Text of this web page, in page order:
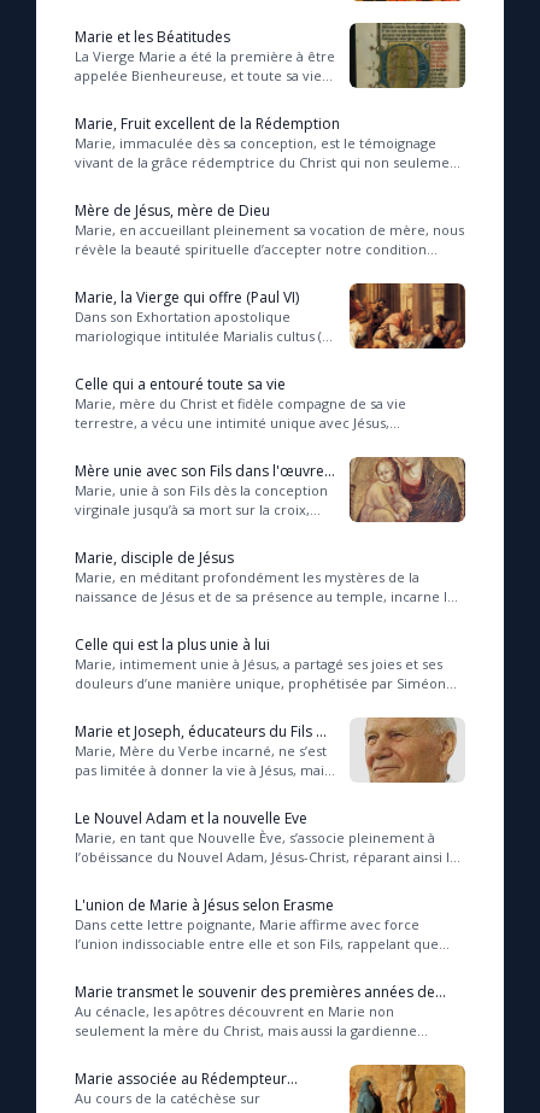
mystère, Charles Péguy (1873-1914) év...
Marie et les Béatitudes
La Vierge Marie a été la première à être
appelée Bienheureuse, et toute sa vie
Marie, Fruit excellent de la Rédemption
Marie, immaculée dès sa conception, est le témoignage
vivant de la grâce rédemptrice du Christ qui non seulement
Mère de Jésus, mère de Dieu
Marie, en accueillant pleinement sa vocation de mère, nous
révèle la beauté spirituelle d’accepter notre condition
Marie, la Vierge qui offre (Paul VI)
Dans son Exhortation apostolique
mariologique intitulée Marialis cultus (2
explique la façon dont la Vierge Marie...
Celle qui a entouré toute sa vie
Marie, mère du Christ et fidèle compagne de sa vie
terrestre, a vécu une intimité unique avec Jésus,
Mère unie avec son Fils dans l'œuvre
du salut (Vatican II)
Marie, unie à son Fils dès la conception
virginale jusqu’à sa mort sur la croix,
témoignant d’une foi profonde...
Marie, disciple de Jésus
Marie, en méditant profondément les mystères de la
naissance de Jésus et de sa présence au temple, incarne le
Celle qui est la plus unie à lui
Marie, intimement unie à Jésus, a partagé ses joies et ses
douleurs d’une manière unique, prophétisée par Siméon
Marie et Joseph, éducateurs du Fils de
Dieu (Jean Paul II)
Marie, Mère du Verbe incarné, ne s’est
pas limitée à donner la vie à Jésus, mais
dans sa croissance humaine, incar...
Le Nouvel Adam et la nouvelle Eve
Marie, en tant que Nouvelle Ève, s’associe pleinement à
l’obéissance du Nouvel Adam, Jésus-Christ, réparant ainsi la
L'union de Marie à Jésus selon Erasme
Dans cette lettre poignante, Marie affirme avec force
l’union indissociable entre elle et son Fils, rappelant que
Marie transmet le souvenir des premières années de
Jésus (Jean Paul II)
Au cénacle, les apôtres découvrent en Marie non
seulement la mère du Christ, mais aussi la gardienne
Marie associée au Rédempteur
durant toute sa vie, en particulier au
Au cours de la catéchèse sur